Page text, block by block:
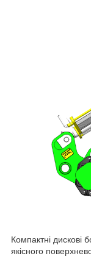
Компактні дискові
якісного